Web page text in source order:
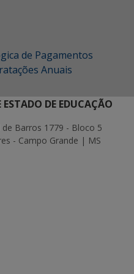
de Pagamentos
Anuais
ESTADO DE EDUCAÇÃO
Barros 1779 - Bloco 5
- Campo Grande | MS